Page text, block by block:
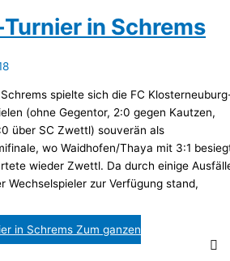
in Schrems
spielte sich die FC
(ohne Gegentor, 2:0 gegen Kautzen,
über SC Zwettl) souverän als
wo Waidhofen/Thaya mit 3:1
wieder Zwettl. Da durch einige
Wechselspieler zur Verfügung stand,
in Schrems Zum ganzen